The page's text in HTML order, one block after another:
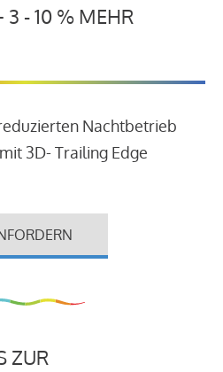
- 10 % MEHR
Nachtbetrieb
3D- Trailing Edge
ZUR